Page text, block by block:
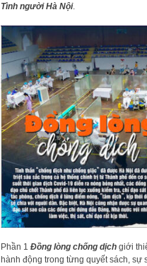
Tình người Hà Nội.
Phần 1 Đồng lòng chống dịch giới
hành động trong từng quyết sách, sự